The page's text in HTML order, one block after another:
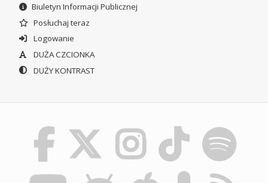
Biuletyn Informacji Publicznej
Posłuchaj teraz
Logowanie
DUŻA CZCIONKA
DUŻY KONTRAST